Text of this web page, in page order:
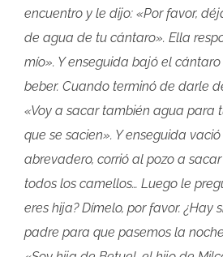
encuentro y le dijo: «Por favor,
de agua de tu cántaro». Ella
mío». Y enseguida bajó el
beber. Cuando terminó de darle
«Voy a sacar también agua para
que se sacien». Y enseguida
abrevadero, corrió al pozo a
todos los camellos… Luego le
eres hija? Dímelo, por favor. ¿Hay
padre para que pasemos la